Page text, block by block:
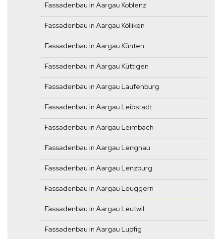
Fassadenbau in Aargau Koblenz
Fassadenbau in Aargau Kölliken
Fassadenbau in Aargau Künten
Fassadenbau in Aargau Küttigen
Fassadenbau in Aargau Laufenburg
Fassadenbau in Aargau Leibstadt
Fassadenbau in Aargau Leimbach
Fassadenbau in Aargau Lengnau
Fassadenbau in Aargau Lenzburg
Fassadenbau in Aargau Leuggern
Fassadenbau in Aargau Leutwil
Fassadenbau in Aargau Lupfig